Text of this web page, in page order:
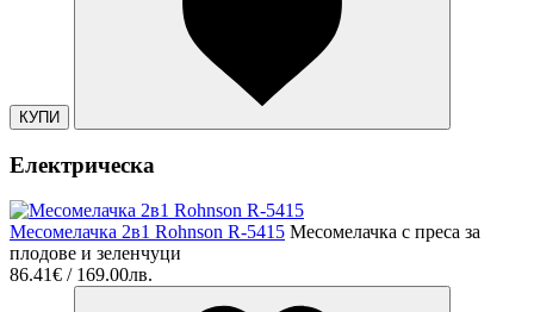
КУПИ
Електрическа
Месомелачка 2в1 Rohnson R-5415 Месомелачка с преса за
плодове и зеленчуци
86.41€ / 169.00лв.